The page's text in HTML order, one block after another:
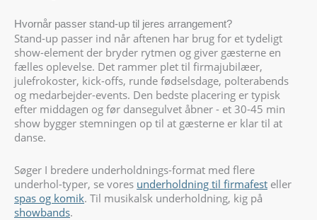
Hvornår passer stand-up til jeres arrangement?
Stand-up passer ind når aftenen har brug for et tydeligt
show-element der bryder rytmen og giver gæsterne en
fælles oplevelse. Det rammer plet til firmajubilæer,
julefrokoster, kick-offs, runde fødselsdage, polterabends
og medarbejder-events. Den bedste placering er typisk
efter middagen og før dansegulvet åbner - et 30-45 min
show bygger stemningen op til at gæsterne er klar til at
danse.
Søger I bredere underholdnings-format med flere
underhol-typer, se vores underholdning til firmafest eller
spas og komik. Til musikalsk underholdning, kig på
showbands.